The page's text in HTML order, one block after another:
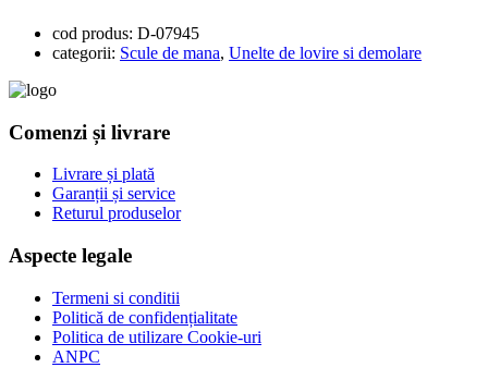
cod produs: D-07945
categorii: Scule de mana, Unelte de lovire si demolare
Comenzi și livrare
Livrare și plată
Garanții și service
Returul produselor
Aspecte legale
Termeni si conditii
Politică de confidențialitate
Politica de utilizare Cookie-uri
ANPC